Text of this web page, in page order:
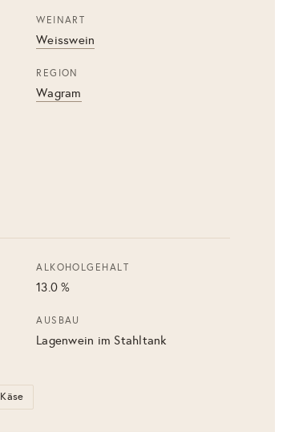
WEINART
Weisswein
REGION
Wagram
ALKOHOLGEHALT
13.0 %
AUSBAU
Lagenwein im Stahltank
Käse